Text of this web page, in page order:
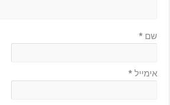
שם *
אימייל *